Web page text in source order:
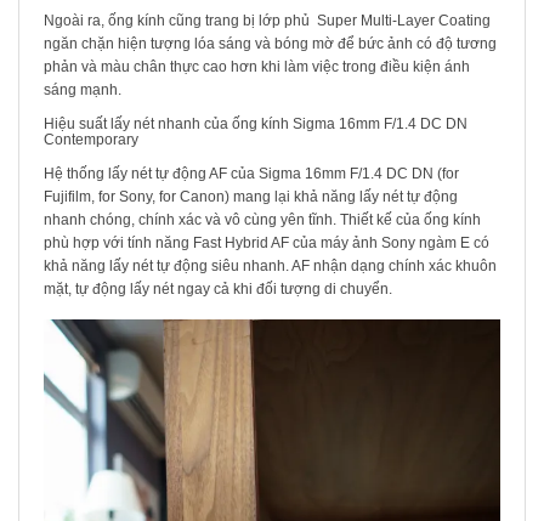
Ngoài ra, ống kính cũng trang bị lớp phủ Super Multi-Layer Coating
ngăn chặn hiện tượng lóa sáng và bóng mờ để bức ảnh có độ tương
phản và màu chân thực cao hơn khi làm việc trong điều kiện ánh
sáng mạnh.
Hiệu suất lấy nét nhanh của ống kính Sigma 16mm F/1.4 DC DN
Contemporary
Hệ thống lấy nét tự động AF của Sigma 16mm F/1.4 DC DN (for
Fujifilm, for Sony, for Canon) mang lại khả năng lấy nét tự động
nhanh chóng, chính xác và vô cùng yên tĩnh. Thiết kế của ống kính
phù hợp với tính năng Fast Hybrid AF của máy ảnh Sony ngàm E có
khả năng lấy nét tự động siêu nhanh. AF nhận dạng chính xác khuôn
mặt, tự động lấy nét ngay cả khi đối tượng di chuyển.